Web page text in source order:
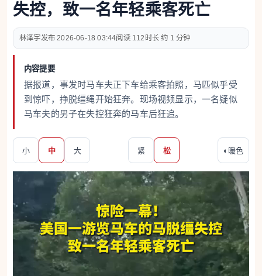
失控，致一名年轻乘客死亡
林泽宇 2026-06-18 03:44 112 约 1 分钟
内容提要
据报道，事发时马车夫正下车给乘客拍照，马匹似乎受
到惊吓，挣脱缰绳开始狂奔。现场视频显示，一名疑似
马车夫的男子在失控狂奔的马车后狂追。
小 中 大 紧 松 ◐ 暖色